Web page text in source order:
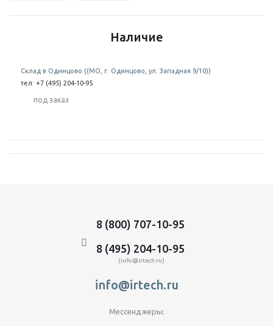
Наличие
Склад в Одинцово ((МО, г. Одинцово, ул. Западная 9/10))
тел: +7 (495) 204-10-95
Под заказ
8 (800) 707-10-95
8 (495) 204-10-95
(info@irtech.ru)
info@irtech.ru
Мессенджеры: